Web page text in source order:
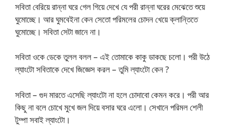
সবিতা বেরিয়ে রান্না ঘরে গেল গিয়ে দেখে যে পরী রান্না ঘরের মেঝেতে শুয়ে
ঘুমোচ্ছে। আর ঘুমবেইনা কেন সেতো পরিমলের চোদন খেয়ে ক্লান্তিতে
ঘুমোচ্ছে। সবিতা সেটা জানে না।
সবিতা ওকে ডেকে তুলল বলল – এই তোমাকে কাকু ডাকছে চলো। পরী উঠে
ল্যাংটো সবিতাকে দেখে জিজ্ঞেস করল – তুমি ল্যাংটো কেন ?
সবিতা – গুদ মারতে এসেছি ল্যাংটো না হলে চোদাবো কেমন করে। পরী আর
কিছু না বলে চোখে মুখে জল দিয়ে বসার ঘরে এলো। সেখানে পরিমল শেলী
টুম্পা সবাই ল্যাংটো।